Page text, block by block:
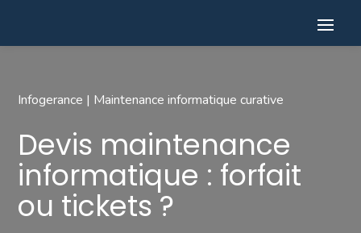
Infogerance | Maintenance informatique curative
Devis maintenance
informatique : forfait
ou tickets ?